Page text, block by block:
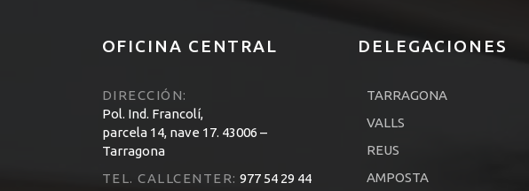
OFICINA CENTRAL
DIRECCIÓN:
Pol. Ind. Francolí,
parcela 14, nave 17. 43006 –
Tarragona
TEL. CALLCENTER: 977 54 29 44
DELEGACIONES
TARRAGONA
VALLS
REUS
AMPOSTA